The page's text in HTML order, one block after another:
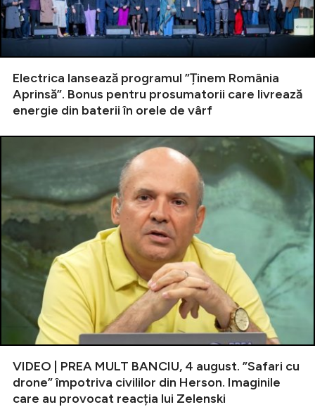
Electrica lansează programul ”Ținem România
Aprinsă”. Bonus pentru prosumatorii care livrează
energie din baterii în orele de vârf
VIDEO | PREA MULT BANCIU, 4 august. ”Safari cu
drone” împotriva civililor din Herson. Imaginile
care au provocat reacția lui Zelenski